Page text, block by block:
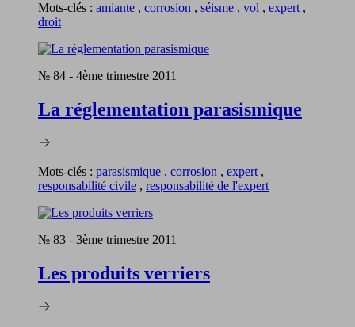
Mots-clés : amiante , corrosion , séisme , vol , expert ,
droit
№ 84 - 4ème trimestre 2011
La réglementation parasismique
Mots-clés : parasismique , corrosion , expert ,
responsabilité civile , responsabilité de l'expert
№ 83 - 3ème trimestre 2011
Les produits verriers